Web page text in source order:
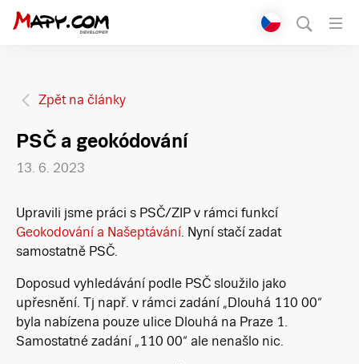
Přepnout jazyk
Zpět na články
PSČ a geokódování
13. 6. 2023
Upravili jsme práci s PSČ/ZIP v rámci funkcí
Geokodování a Našeptávání . Nyní stačí zadat
samostatně PSČ.
Doposud vyhledávání podle PSČ sloužilo jako
upřesnění. Tj např. v rámci zadání „Dlouhá 110 00“
byla nabízena pouze ulice Dlouhá na Praze 1.
Samostatné zadání „110 00“ ale nenašlo nic.